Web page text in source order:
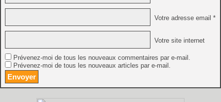
Votre adresse email *
Votre site internet
Prévenez-moi de tous les nouveaux commentaires par e-mail.
Prévenez-moi de tous les nouveaux articles par e-mail.